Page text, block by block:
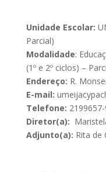
Unidade Escolar:
Parcial)
Modalidade:
(1º e 2º ciclos) –
Endereço: R.
E-mail:
Telefone:
Diretor(a):
Adjunto(a): Rita de